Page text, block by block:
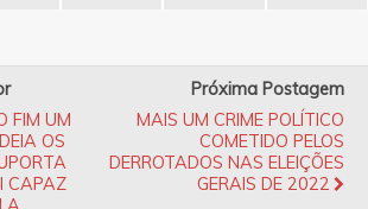
FIM UM
OS
CAPAZ
Próxima Postagem
MAIS UM CRIME POLÍTICO
COMETIDO PELOS
DERROTADOS NAS ELEIÇÕES
GERAIS DE 2022